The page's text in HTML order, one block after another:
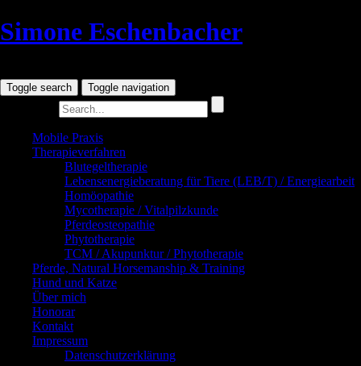
Simone Eschenbacher
Toggle search Toggle navigation
Mobile Praxis
Therapieverfahren
Blutegeltherapie
Lebensenergieberatung für Tiere (LEB/T) / Energiearbeit
Homöopathie
Mycotherapie / Vitalpilzkunde
Pferdeosteopathie
Phytotherapie
TCM / Akupunktur / Phytotherapie
Pferde, Natural Horsemanship & Training
Hund und Katze
Über mich
Honorar
Kontakt
Impressum
Datenschutzerklärung